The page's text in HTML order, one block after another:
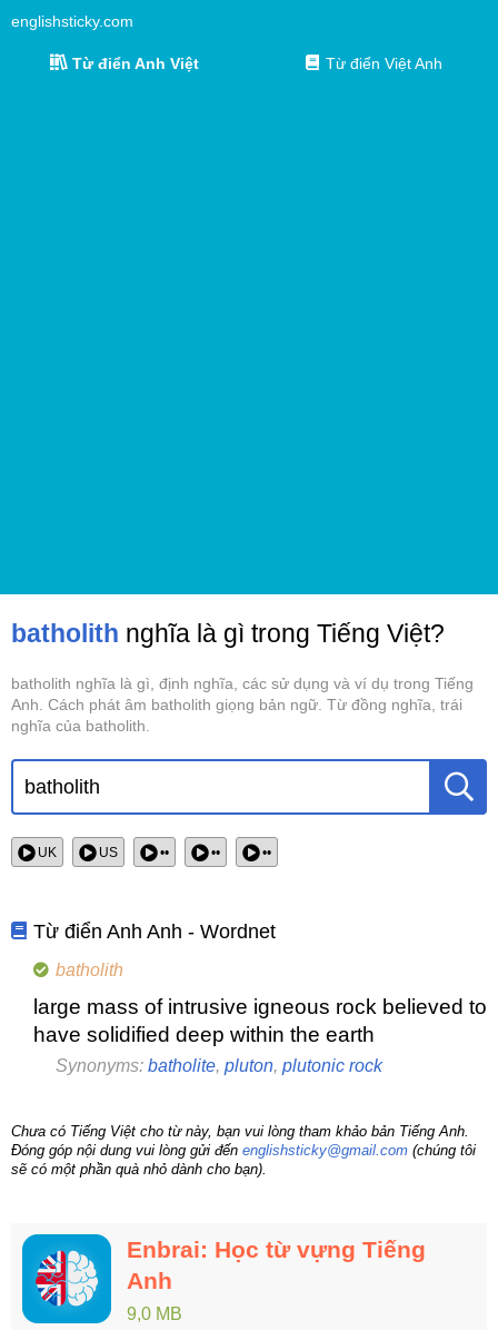
englishsticky.com
Từ điển Anh Việt Từ điển Việt Anh
batholith nghĩa là gì trong Tiếng Việt?
batholith nghĩa là gì, định nghĩa, các sử dụng và ví dụ trong Tiếng
Anh. Cách phát âm batholith giọng bản ngữ. Từ đồng nghĩa, trái
nghĩa của batholith.
UK US •• •• ••
Từ điển Anh Anh - Wordnet
batholith
large mass of intrusive igneous rock believed to
have solidified deep within the earth
Synonyms: batholite, pluton, plutonic rock
Chưa có Tiếng Việt cho từ này, bạn vui lòng tham khảo bản Tiếng Anh.
Đóng góp nội dung vui lòng gửi đến englishsticky@gmail.com (chúng tôi
sẽ có một phần quà nhỏ dành cho bạn).
Enbrai: Học từ vựng Tiếng
Anh
9,0 MB